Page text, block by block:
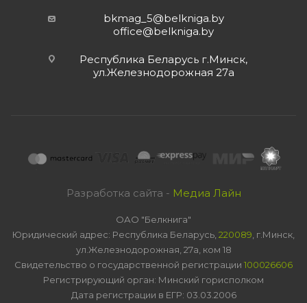
bkmag_5@belkniga.by
office@belkniga.by
Республика Беларусь г.Минск,
ул.Железнодорожная 27а
Разработка сайта - Медиа Лайн
ОАО "Белкнига"
Юридический адрес: Республика Беларусь, 220089 , г.Минск,
ул.Железнодорожная, 27а, ком 18
Свидетельство о государственной регистрации 100026606
Регистрирующий орган: Минский горисполком
Дата регистрации в ЕГР: 03.03.2006